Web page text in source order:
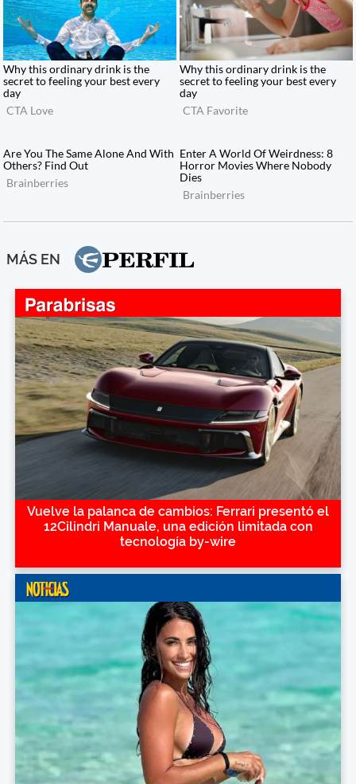
MÁS EN
Vuelve la palanca de cambios: Ferrari presentó el
12Cilindri Manuale, una edición limitada con
tecnología by-wire